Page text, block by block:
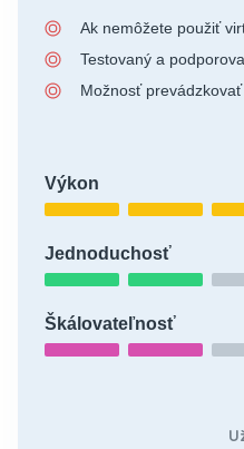
Výkon
Jednoduchosť
Škálovateľnosť
Ak nemôžete použiť
Testovaný a
Možnosť